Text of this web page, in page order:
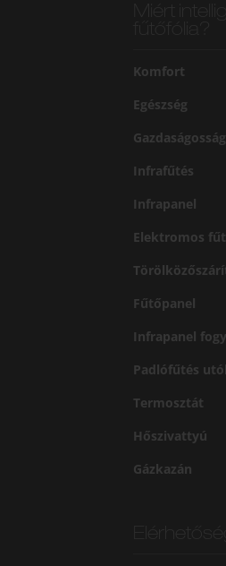
Komfort
Egészség
Gazdaságosság
Infrafűtés
Infrapanel
Elektromos
Fűtőpanel
Infrapanel
Padlófűtés
Termosztát
Hőszivattyú
Gázkazán